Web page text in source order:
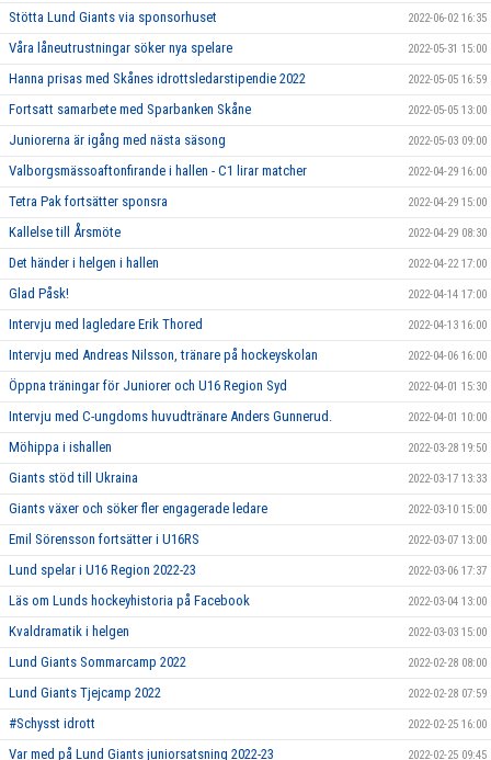
Stötta Lund Giants via sponsorhuset 2022-06-02 16:35
Våra låneutrustningar söker nya spelare 2022-05-31 15:00
Hanna prisas med Skånes idrottsledarstipendie 2022 2022-05-05 16:59
Fortsatt samarbete med Sparbanken Skåne 2022-05-05 13:00
Juniorerna är igång med nästa säsong 2022-05-03 09:00
Valborgsmässoaftonfirande i hallen - C1 lirar matcher 2022-04-29 16:00
Tetra Pak fortsätter sponsra 2022-04-29 15:00
Kallelse till Årsmöte 2022-04-29 08:30
Det händer i helgen i hallen 2022-04-22 17:00
Glad Påsk! 2022-04-14 17:00
Intervju med lagledare Erik Thored 2022-04-13 16:00
Intervju med Andreas Nilsson, tränare på hockeyskolan 2022-04-06 16:00
Öppna träningar för Juniorer och U16 Region Syd 2022-04-01 15:30
Intervju med C-ungdoms huvudtränare Anders Gunnerud. 2022-04-01 10:00
Möhippa i ishallen 2022-03-28 19:50
Giants stöd till Ukraina 2022-03-17 13:33
Giants växer och söker fler engagerade ledare 2022-03-10 15:00
Emil Sörensson fortsätter i U16RS 2022-03-07 13:00
Lund spelar i U16 Region 2022-23 2022-03-06 17:37
Läs om Lunds hockeyhistoria på Facebook 2022-03-04 13:00
Kvaldramatik i helgen 2022-03-03 15:00
Lund Giants Sommarcamp 2022 2022-02-28 08:00
Lund Giants Tjejcamp 2022 2022-02-28 07:59
#Schysst idrott 2022-02-25 16:00
Var med på Lund Giants juniorsatsning 2022-23 2022-02-25 09:45